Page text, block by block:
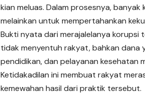
kian meluas. Dalam prosesnya,
melainkan untuk mempertahankan
Bukti nyata dari merajalelanya korupsi
tidak menyentuh rakyat, bahkan dana
pendidikan, dan pelayanan kesehatan
Ketidakadilan ini membuat rakyat
kemewahan hasil dari praktik tersebut.